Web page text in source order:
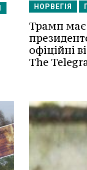
НОРВЕГІЯ
Трамп
офіційні
The